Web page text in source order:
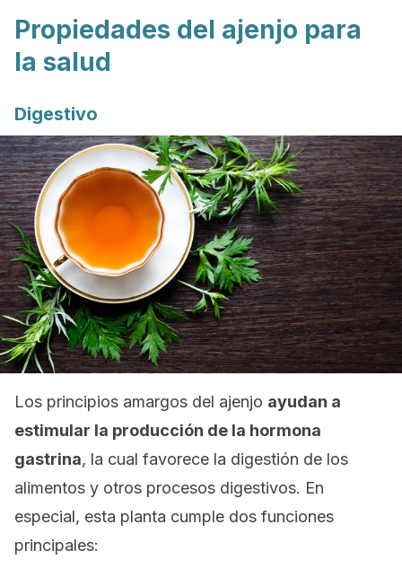
Propiedades del ajenjo para
la salud
Digestivo
Los principios amargos del ajenjo ayudan a
estimular la producción de la hormona
gastrina, la cual favorece la digestión de los
alimentos y otros procesos digestivos. En
especial, esta planta cumple dos funciones
principales: